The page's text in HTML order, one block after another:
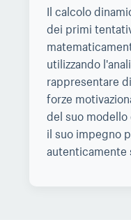
Il calcolo
dei primi
utilizzando
rappresentare
forze
del suo
il suo impegno
autenticamente